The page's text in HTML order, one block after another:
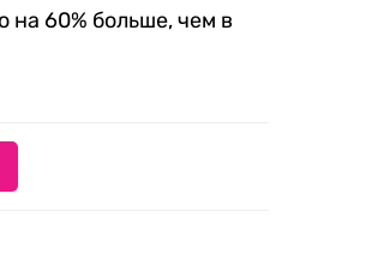
на 60% больше, чем в